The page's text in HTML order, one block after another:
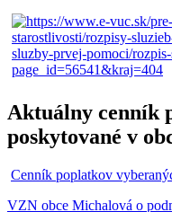
Aktuálny cenník
poskytované v
Cenník poplatkov
VZN obce Michalová o